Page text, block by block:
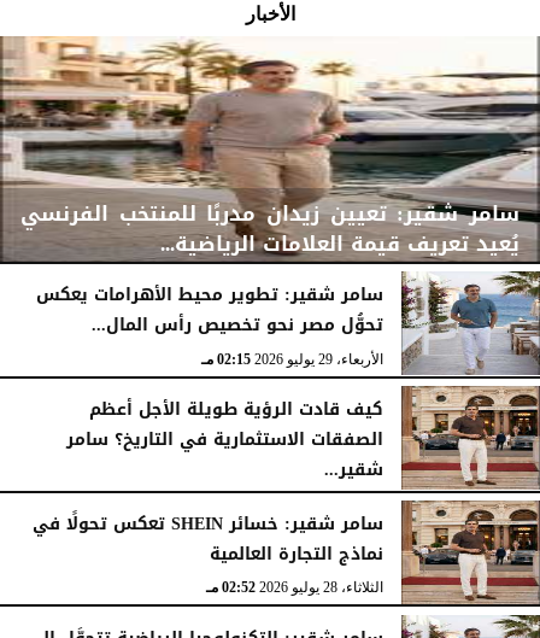
الأخبار
سامر شقير: تعيين زيدان مدربًا للمنتخب الفرنسي
يُعيد تعريف قيمة العلامات الرياضية...
الأربعاء، 29 يوليو 2026 02:25 مـ
سامر شقير: تطوير محيط الأهرامات يعكس
تحوُّل مصر نحو تخصيص رأس المال...
الأربعاء، 29 يوليو 2026 02:15 مـ
كيف قادت الرؤية طويلة الأجل أعظم
الصفقات الاستثمارية في التاريخ؟ سامر
شقير...
الثلاثاء، 28 يوليو 2026 03:49 مـ
سامر شقير: خسائر SHEIN تعكس تحولًا في
نماذج التجارة العالمية
الثلاثاء، 28 يوليو 2026 02:52 مـ